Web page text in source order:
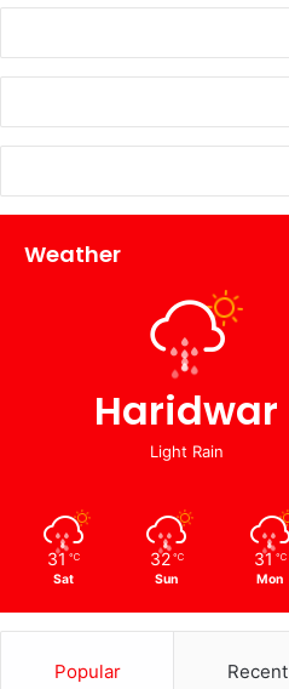
Weather
Haridwar
Light Rain
31 ℃
Sat
32 ℃
Sun
31 ℃
Mon
Popular Recent